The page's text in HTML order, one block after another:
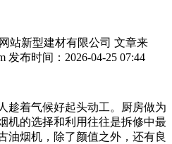
站新型建材有限公司 文章来
发布时间：2026-04-25 07:44
着气候好起头动工。厨房做为
机的选择和利用往往是拆修中最
油烟机，除了颜值之外，还有良